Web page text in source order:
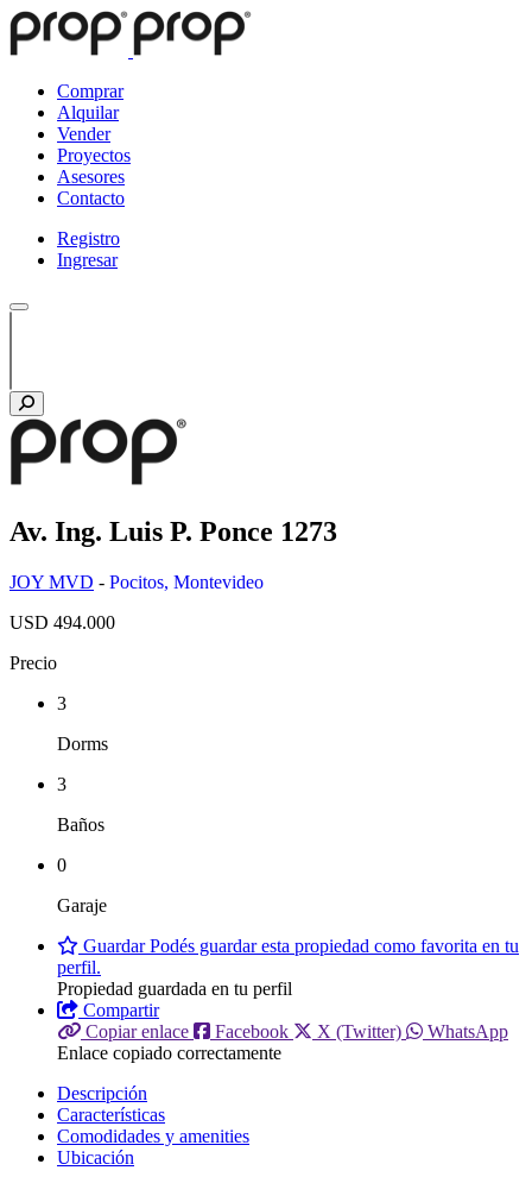
Comprar
Alquilar
Vender
Proyectos
Asesores
Contacto
Registro
Ingresar
Av. Ing. Luis P. Ponce 1273
JOY MVD - Pocitos, Montevideo
USD 494.000
Precio
3
Dorms
3
Baños
0
Garaje
GuardarPodés guardar esta propiedad como favorita en tu
perfil.
Propiedad guardada en tu perfil
Compartir
Copiar enlace
Facebook X (Twitter)
WhatsApp
Enlace copiado correctamente
Descripción
Características
Comodidades y amenities
Ubicación